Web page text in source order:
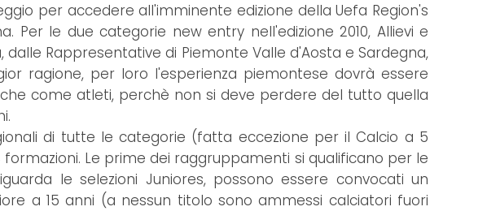
per accedere all'imminente edizione della Uefa Region's
le due categorie new entry nell'edizione 2010, Allievi e
Rappresentative di Piemonte Valle d'Aosta e Sardegna,
ragione, per loro l'esperienza piemontese dovrà essere
come atleti, perchè non si deve perdere del tutto quella
di tutte le categorie (fatta eccezione per il Calcio a 5
Le prime dei raggruppamenti si qualificano per le
le selezioni Juniores, possono essere convocati un
a 15 anni (a nessun titolo sono ammessi calciatori fuori